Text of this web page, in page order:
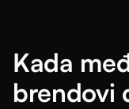
Kada
brendovi